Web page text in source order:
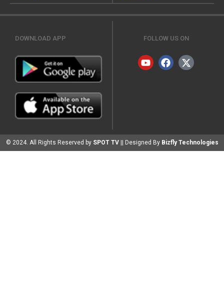
DOWNLOAD APP FOLLOW US ON
© 2024. All Rights Reserved by SPOT TV || Designed By Bizfly Technologies